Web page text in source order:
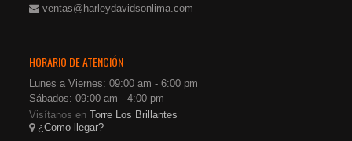
ventas@harleydavidsonlima.com
HORARIO DE ATENCIÓN
Lunes a Viernes: 09:00 am - 6:00 pm
Sábados: 09:00 am - 4:00 pm
Visítanos enTorre Los Brillantes
¿Como llegar?